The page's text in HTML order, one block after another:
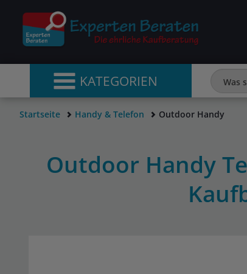
KATEGORIEN
Startseite Handy & Telefon Outdoor Handy
Outdoor Handy